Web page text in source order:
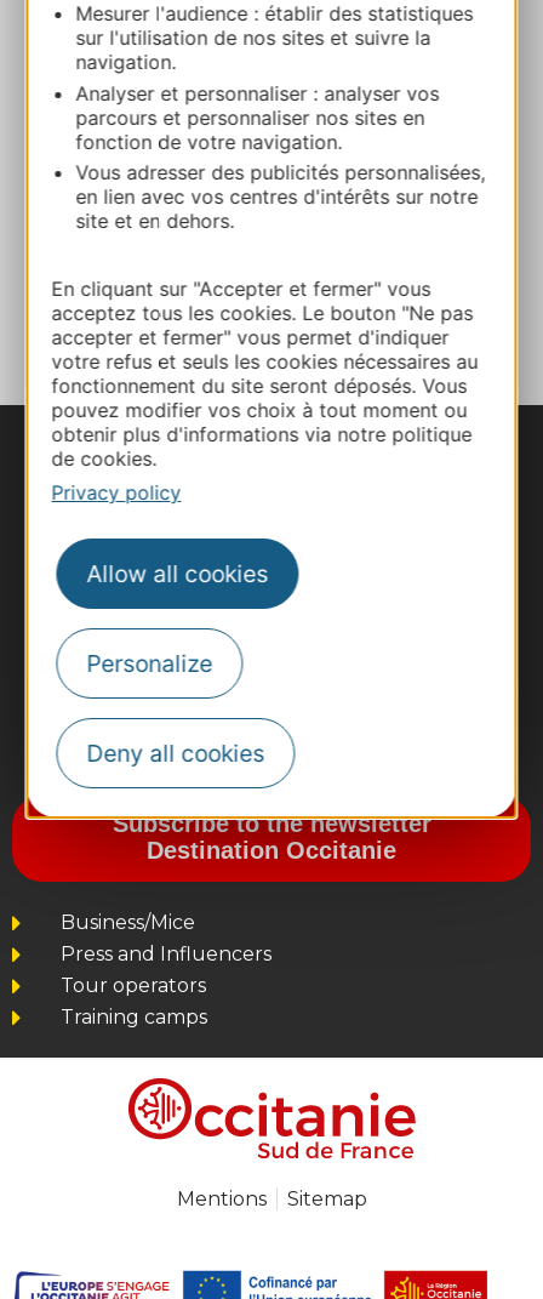
Mesurer l'audience : établir des statistiques
sur l'utilisation de nos sites et suivre la
navigation.
Analyser et personnaliser : analyser vos
parcours et personnaliser nos sites en
fonction de votre navigation.
Vous adresser des publicités personnalisées,
en lien avec vos centres d'intérêts sur notre
site et en dehors.
En cliquant sur "Accepter et fermer" vous
acceptez tous les cookies. Le bouton "Ne pas
accepter et fermer" vous permet d'indiquer
votre refus et seuls les cookies nécessaires au
fonctionnement du site seront déposés. Vous
pouvez modifier vos choix à tout moment ou
obtenir plus d'informations via notre politique
de cookies.
Privacy policy
Allow all cookies
Personalize
Deny all cookies
05 62 39 53 66
E-mail
Website
ADD TO FAVORITES
#VoyageOccitanie
Subscribe to the newsletter
Destination Occitanie
Business/Mice
Press and Influencers
Tour operators
Training camps
Mentions Sitemap